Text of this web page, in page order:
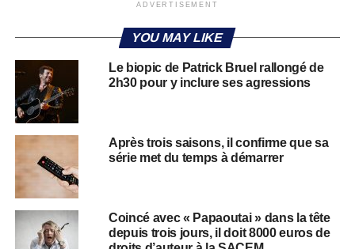
ADVERTISEMENT
YOU MAY LIKE
Le biopic de Patrick Bruel rallongé de
2h30 pour y inclure ses agressions
Après trois saisons, il confirme que sa
série met du temps à démarrer
Coincé avec « Papaoutai » dans la tête
depuis trois jours, il doit 8000 euros de